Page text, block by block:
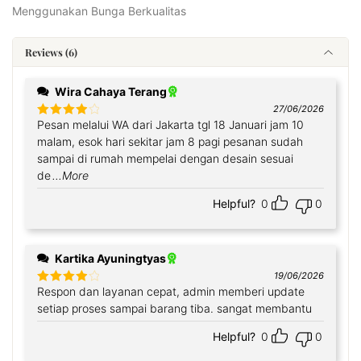
Menggunakan Bunga Berkualitas
Reviews (6)
Wira Cahaya Terang
Rated 4
out of 5
27/06/2026
Pesan melalui WA dari Jakarta tgl 18 Januari jam 10
malam, esok hari sekitar jam 8 pagi pesanan sudah
sampai di rumah mempelai dengan desain sesuai
de...More
Helpful? 0 0
Kartika Ayuningtyas
Rated4
out of 5
19/06/2026
Respon dan layanan cepat, admin memberi update
setiap proses sampai barang tiba. sangat membantu
Helpful? 0 0